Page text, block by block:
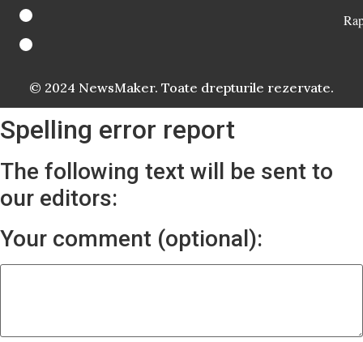
© 2024 NewsMaker. Toate drepturile rezervate.
Spelling error report
The following text will be sent to
our editors:
Your comment (optional):